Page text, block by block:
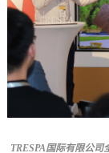
TRESPA国际有限公司